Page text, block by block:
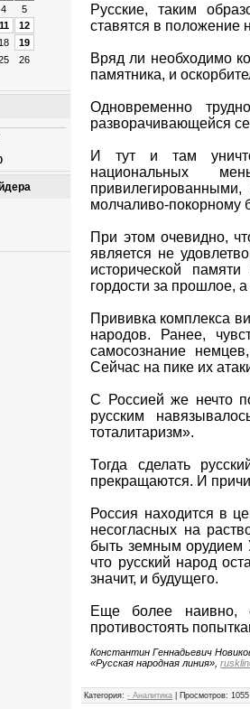
4
5
11
12
18
19
26
Русские, таким
ставятся в положение
Вряд ли необходимо
памятника, и
Одновременно
разворачивающейся
И тут и там
национальных
молчаливо-покорному
При этом очевидно,
является не
исторической
гордости за прошлое,
Прививка комплекса
народов. Ранее,
самосознание
Сейчас на пике их
С Россией же нечто
русским
тоталитаризм».
Тогда сделать
прекращаются. И
Россия находится в
несогласных на
быть земным орудием
что русский народ
значит, и будущего.
Еще более наивно,
противостоять
Константин Геннадьевич
«Русская народная линия»,
Категория: - Аналитика Просмотров: 1055